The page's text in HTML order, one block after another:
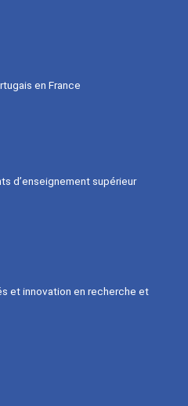
en France
d’enseignement supérieur
et innovation en recherche et